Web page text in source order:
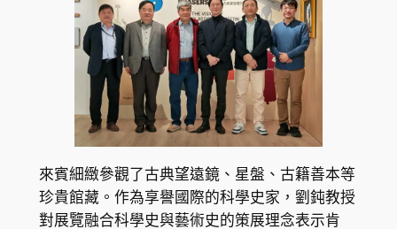
來賓細緻參觀了古典望遠鏡、星盤、古籍善本等
珍貴館藏。作為享譽國際的科學史家，劉鈍教授
對展覽融合科學史與藝術史的策展理念表示肯